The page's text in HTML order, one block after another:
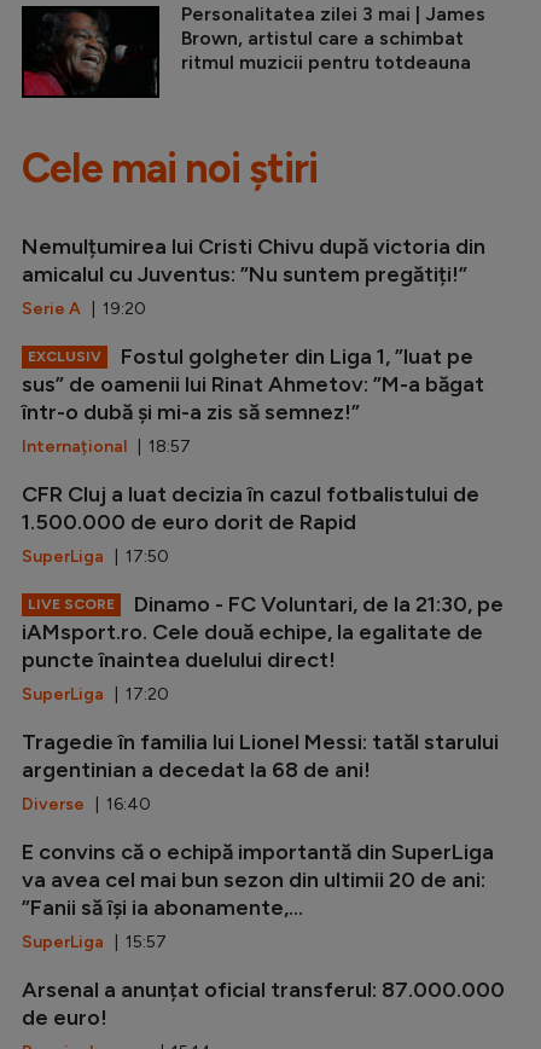
Personalitatea zilei 3 mai | James
Brown, artistul care a schimbat
ritmul muzicii pentru totdeauna
Cele mai noi știri
Nemulțumirea lui Cristi Chivu după victoria din
amicalul cu Juventus: ”Nu suntem pregătiți!”
Serie A | 19:20
EXCLUSIV
Fostul golgheter din Liga 1, ”luat pe
sus” de oamenii lui Rinat Ahmetov: ”M-a băgat
într-o dubă și mi-a zis să semnez!”
Internațional | 18:57
CFR Cluj a luat decizia în cazul fotbalistului de
1.500.000 de euro dorit de Rapid
SuperLiga | 17:50
LIVE SCORE
Dinamo - FC Voluntari, de la 21:30, pe
iAMsport.ro. Cele două echipe, la egalitate de
puncte înaintea duelului direct!
SuperLiga | 17:20
Tragedie în familia lui Lionel Messi: tatăl starului
argentinian a decedat la 68 de ani!
Diverse | 16:40
E convins că o echipă importantă din SuperLiga
va avea cel mai bun sezon din ultimii 20 de ani:
”Fanii să își ia abonamente,...
SuperLiga | 15:57
Arsenal a anunțat oficial transferul: 87.000.000
de euro!